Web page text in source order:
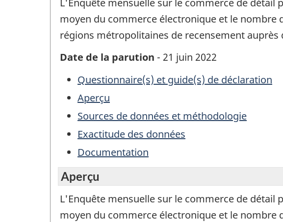
L'Enquête mensuelle sur le commerce de détail
moyen du commerce électronique et le nombre
régions métropolitaines de recensement
Date de la parution - 21 juin 2022
Questionnaire(s) et guide(s) de déclaration
Aperçu
Sources de données et méthodologie
Exactitude des données
Documentation
Aperçu
L'Enquête mensuelle sur le commerce de détail
moyen du commerce électronique et le nombre